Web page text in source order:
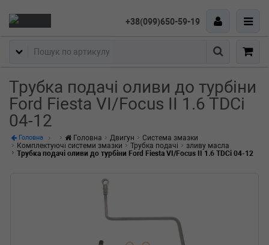
+38(099)650-59-19
Пошук
Трубка подачі оливи до турбіни
Ford Fiesta VI/Focus II 1.6 TDCi
04-12
Головна Головна Двигун
Система змазки
Комплектуючі системи змазки
Трубка подачі
зливу масла
Трубка подачі оливи до турбіни Ford Fiesta VI/Focus II 1.6 TDCi 04-12